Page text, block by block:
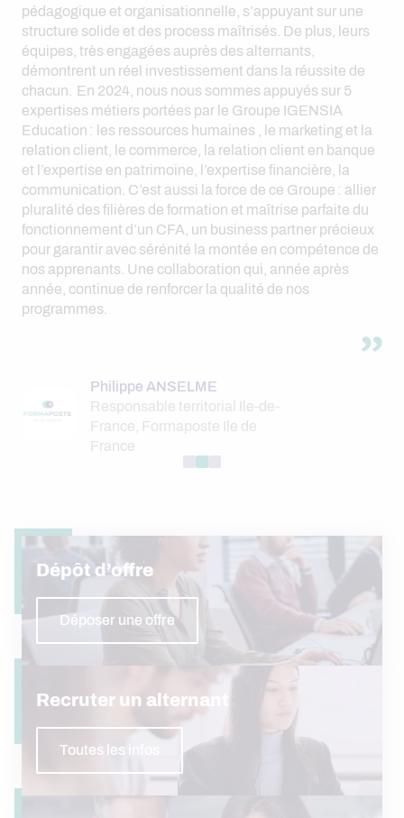
pédagogique et organisationnelle, s’appuyant sur une
structure solide et des process maîtrisés. De plus, leurs
équipes, très engagées auprès des alternants,
démontrent un réel investissement dans la réussite de
chacun. En 2024, nous nous sommes appuyés sur 5
expertises métiers portées par le Groupe IGENSIA
Education : les ressources humaines , le marketing et la
relation client, le commerce, la relation client en banque
et l’expertise en patrimoine, l’expertise financière, la
communication. C’est aussi la force de ce Groupe : allier
pluralité des filières de formation et maîtrise parfaite du
fonctionnement d’un CFA, un business partner précieux
pour garantir avec sérénité la montée en compétence de
nos apprenants. Une collaboration qui, année après
année, continue de renforcer la qualité de nos
programmes.
Philippe ANSELME
Responsable territorial Ile-de-
France, Formaposte Ile de
France
Dépôt d’offre
Déposer une offre
Recruter un alternant
Toutes les infos